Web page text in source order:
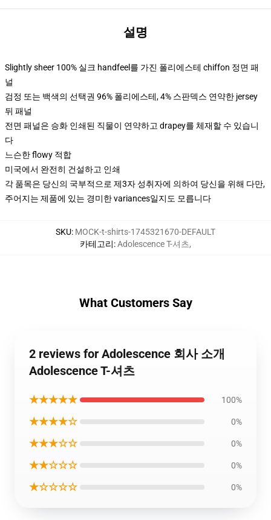
설명
Slightly sheer 100% 실크 handfeel를 가진 폴리에스테 chiffon 정면 패
널
검정 또는 백색의 선택권 96% 폴리에스테, 4% 스판덱스 연약한 jersey
뒤 패널
전면 패널은 승화 인쇄된 직물이 연약하고 drapey를 체재할 수 있습니
다
느슨한 flowy 적합
미국에서 완전히 건설하고 인쇄
각 품목은 당신의 국부적으로 제3자 성취자에 의하여 당신을 위해 다만,
주어지는 제품에 있는 경미한 variances일지도 모릅니다
SKU: MOCK-t-shirts-1745321670-DEFAULT
카테고리:Adolescence T-셔츠,
What Customers Say
2 reviews for Adolescence 회사 소개
Adolescence T-셔츠
★★★★★ 100%
★★★★☆ 0%
★★★☆☆ 0%
★★☆☆☆ 0%
★☆☆☆☆ 0%